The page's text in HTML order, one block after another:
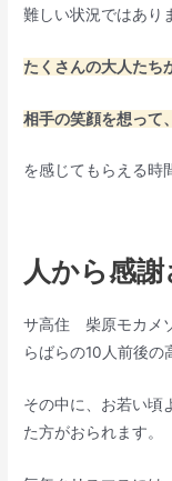
難しい状況ではあり
たくさんの大人たち
相手の笑顔を想って
を感じてもらえる時
人から感
サ高住 柴原モカメ
らばらの10人前後の
その中に、お若い頃
た方がおられます。